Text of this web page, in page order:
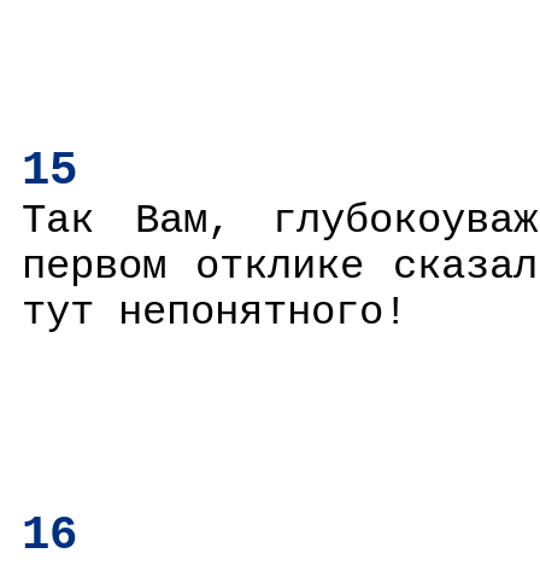
15
Так Вам,
первом отклике
тут непонятного!
16